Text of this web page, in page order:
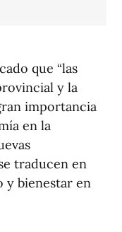
que “las
y la
importancia
en la
traducen en
y bienestar en